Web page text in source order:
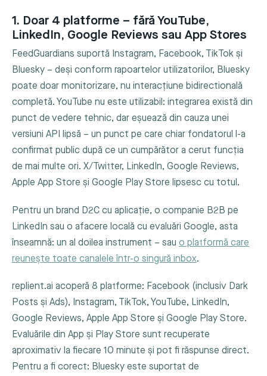
1. Doar 4 platforme – fără YouTube,
LinkedIn, Google Reviews sau App Stores
FeedGuardians suportă Instagram, Facebook, TikTok și
Bluesky – deși conform rapoartelor utilizatorilor, Bluesky
poate doar monitorizare, nu interacțiune bidirectională
completă. YouTube nu este utilizabil: integrarea există din
punct de vedere tehnic, dar eșuează din cauza unei
versiuni API lipsă – un punct pe care chiar fondatorul l-a
confirmat public după ce un cumpărător a cerut funcția
de mai multe ori. X/Twitter, LinkedIn, Google Reviews,
Apple App Store și Google Play Store lipsesc cu totul.
Pentru un brand D2C cu aplicație, o companie B2B pe
LinkedIn sau o afacere locală cu evaluări Google, asta
înseamnă: un al doilea instrument – sau o platformă care
reunește toate canalele într-o singură inbox.
replient.ai acoperă 8 platforme: Facebook (inclusiv Dark
Posts și Ads), Instagram, TikTok, YouTube, LinkedIn,
Google Reviews, Apple App Store și Google Play Store.
Evaluările din App și Play Store sunt recuperate
aproximativ la fiecare 10 minute și pot fi răspunse direct.
Pentru a fi corect: Bluesky este suportat de